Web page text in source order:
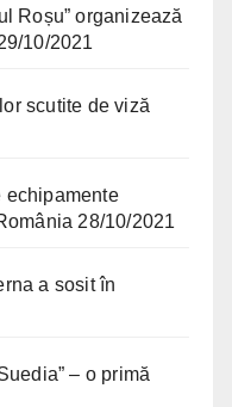
Roșu” organizează
10/2021
scutite de viză
echipamente
28/10/2021
a sosit în
– o primă